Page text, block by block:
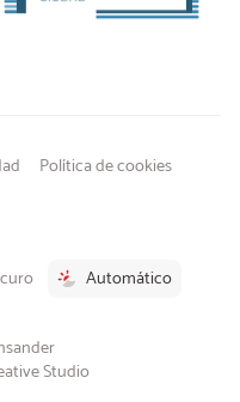
Política de cookies
Automático
Studio